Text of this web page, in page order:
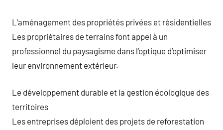
L’aménagement des propriétés privées et résidentielles
Les propriétaires de terrains font appel à un
professionnel du paysagisme dans l’optique d’optimiser
leur environnement extérieur.
Le développement durable et la gestion écologique des
territoires
Les entreprises déploient des projets de reforestation